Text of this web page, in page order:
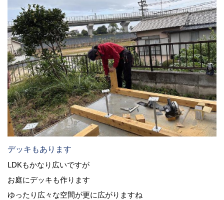
デッキもあります
LDKもかなり広いですが
お庭にデッキも作ります
ゆったり広々な空間が更に広がりますね